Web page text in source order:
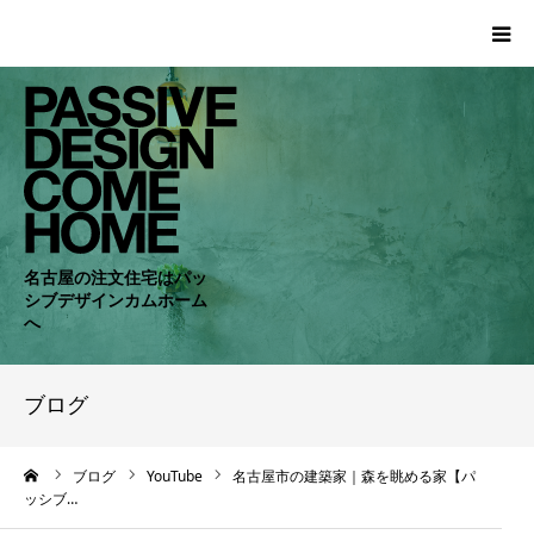
名古屋の注文住宅はパッ
シブデザインカムホーム
へ
ブログ
ブログ YouTube
名古屋市の建築家｜森を眺める家【パ
ッシブ…
HOME
WORKS
COMPANY
CONCEPT